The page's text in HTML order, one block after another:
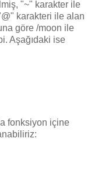
"~" karakter ile
karakteri ile alan
göre /moon ile
Aşağıdaki ise
fonksiyon içine